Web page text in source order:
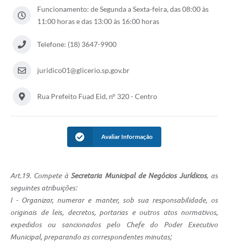
Funcionamento: de Segunda a Sexta-feira, das 08:00 às
11:00 horas e das 13:00 às 16:00 horas
Telefone: (18) 3647-9900
juridico01@glicerio.sp.gov.br
Rua Prefeito Fuad Eid, n° 320 - Centro
Avaliar Informação
Art.19. Compete àSecretaria Municipal de Negócios Jurídicos, as
seguintes atribuições:
I - Organizar, numerar e manter, sob sua responsabilidade, os
originais de leis, decretos, portarias e outros atos normativos,
expedidos ou sancionados pelo Chefe do Poder Executivo
Municipal, preparando as correspondentes minutas;